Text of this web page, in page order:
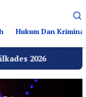
Hukum Dan Kriminal
GRIB Jaya